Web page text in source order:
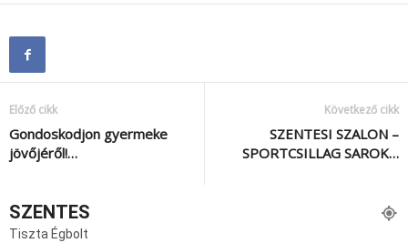
Előző cikk
Gondoskodjon gyermeke
jövőjéről!…
Következő cikk
SZENTESI SZALON –
SPORTCSILLAG SAROK…
SZENTES
Tiszta Égbolt